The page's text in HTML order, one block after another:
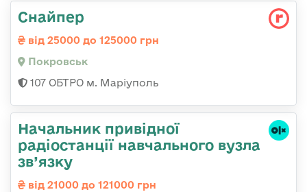
Снайпер
від 25000 до 125000 грн
Покровськ
107 ОБТРО м. Маріуполь
Начальник привідної
радіостанції навчального вузла
зв’язку
від 21000 до 121000 грн